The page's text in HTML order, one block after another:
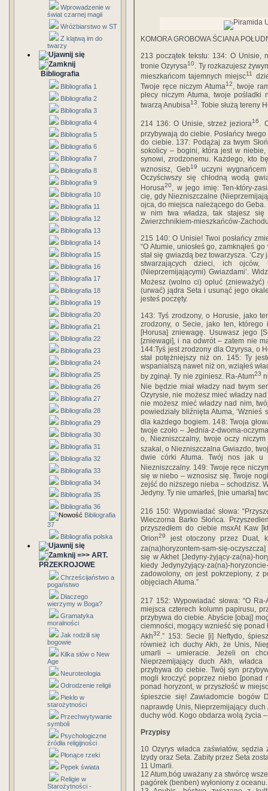
Wprowadzenie w
świat czarnej magii
Wróżbiarstwo w ST
Z klątwą im do
twarzy
Bibliografia
Bibliografia 1
Bibliografia 2
Bibliografia 3
Bibliografia 4
Bibliografia 5
Bibliografia 6
Bibliografia 7
Bibliografia 8
Bibliografia 9
Bibliografia 10
Bibliografia 11
Bibliografia 12
Bibliografia 13
Bibliografia 14
Bibliografia 15
Bibliografia 16
Bibliografia 17
Bibliografia 18
Bibliografia 19
Bibliografia 20
Bibliografia 21
Bibliografia 22
Bibliografia 23
Bibliografia 24
Bibliografia 25
Bibliografia 26
Bibliografia 27
Bibliografia 28
Bibliografia 29
Bibliografia 30
Bibliografia 31
Bibliografia 32
Bibliografia 33
Bibliografia 34
Bibliografia 35
Bibliografia 36
Bibliografia
37
Bibliografia polska
=>> ART.
PRZEKROJOWE
Chrześcijaństwo a
pogaństwo
Dlaczego
wierzymy w Boga?
Gramatyka
moralności
Jak rodzili się
bogowie
Kilka słów o New
Age
Neuroteologia
Odrodzenie religii
Piekło w
starożytności
Przechwytywanie
symboli
Psychologiczne
źródła religijności
Płonące rzeki
Pępek świata
Religie w
Starożytności -
KOMORA GROBOWA ŚCIANA
213 początek tekstu: 134: O Unisie,
tronie Ozyrysa10. Ty rozkazujesz
mieszkańcom tajemnych miejsc11
Twoje ręce niczym Atuma12, twoje
plecy niczym Atuma, twoje pośladki
twarzą Anubisa13. Tobie służą tereny
214 136: O Unisie, strzeż jeziora16.
przybywają do ciebie. Posłańcy
do ciebie. 137: Podążaj za twym
sokolicy – bogini, która jest w
synowi, zrodzonemu. Każdego, kto
wznosisz, Geb19
uczyni
Oczyściwszy się chłodną wodą
Horusa20, w jego imię: Ten-który-
cię, gdy Niezniszczalne
ojca, do miejsca należącego do
w nim twa władza, tak stajesz się
Zwierzchnikiem-mieszkańców-
215 140: O Unisie! Twoi posłańcy
“O Atumie, uniosłeś go, zamknąłeś
stał się gwiazdą bez towarzysza. ‘Czy
stwarzających dzieci, ich ojców,
(Nieprzemijającymi) Gwiazdami’.
Możesz (wolno ci) opluć
(urwać) jądra Seta i usunąć jego
jesteś poczęty.
143: Tyś zrodzony, o Horusie, jako
zrodzony, o Secie, jako ten, którego
[Horusa] zniewagę. Usuwasz jego
[zniewagi], i na odwrót – zatem nie
144:Tyś jest zrodzony dla Ozyrysa, o
stał potężniejszy niż on. 145: Ty
wspanialszą nawet niż on, wziąłeś
by zginął. Ty nie zginiesz. Ra-Atum23
Nie będzie miał władzy nad twym
Ozyrysie, nie możesz mieć władzy
nie możesz mieć władzy nad nim,
powiedziały bliźnięta Atuma, ‘Wznieś
dla każdego bogiem. 148: Twoja
twoje czoło – Jednia-z-dwoma-
o, Niezniszczalny, twoje oczy
szakal, o Niezniszczalna Gwiazdo,
dwie córki Atuma. Twój nos jak u
Niezniszczalny. 149: Twoje ręce
się w niebo – wznosisz się. Twoje
zejść do niższego nieba – schodzisz.
Jedyny. Ty nie umarłeś, [nie umarła]
216 150: Wypowiadać słowa:
Wieczorna Barko Słońca.
przyszedłem do ciebie msxAt Kaw
Orion29
jest otoczony przez Duat,
za(na)horyzontem-sam-się-oczyszcza]
się w Akhet [Jedyny-żyjący-za(na)-
kiedy Jedynyżyjący-za(na)-
zadowolony, on jest pokrzepiony, z
objęciach Atuma.”
217 152: Wypowiadać słowa: “O
miejsca czterech kolumn papirusu,
przybywa do ciebie. Abyście [obaj]
ciemności, mogący wznieść się ponad
Akh32.” 153: Secie [i] Neftydo,
również ich duchy Akh, że Unis,
umarli – umieracie. Jeżeli on
Nieprzemijający duch Akh,
przybywa do ciebie. Twój syn
mogli kroczyć poprzez niebo [ponad
ponad horyzont, w przyszłość w
śpieszcie się! Zawiadomcie bogów
naprawdę Unis, Nieprzemijający
duchy wód. Kogo obdarza wolą życia
Przypisy
10 Ozyrys władca zaświatów,
Izydy oraz Seta. Zabity przez Seta
11 Umarli.
12 Atum,bóg uważany za stwórcę
pagórek (benben) wyłoniony z oceanu.